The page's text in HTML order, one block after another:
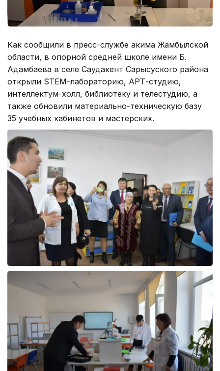
Как сообщили в пресс-службе акима Жамбылской
области, в опорной средней школе имени Б.
Адамбаева в селе Саудакент Сарысуского района
открыли STEM-лабораторию, АРТ-студию,
интеллектум-холл, библиотеку и телестудию, а
также обновили материально-техническую базу
35 учебных кабинетов и мастерских.